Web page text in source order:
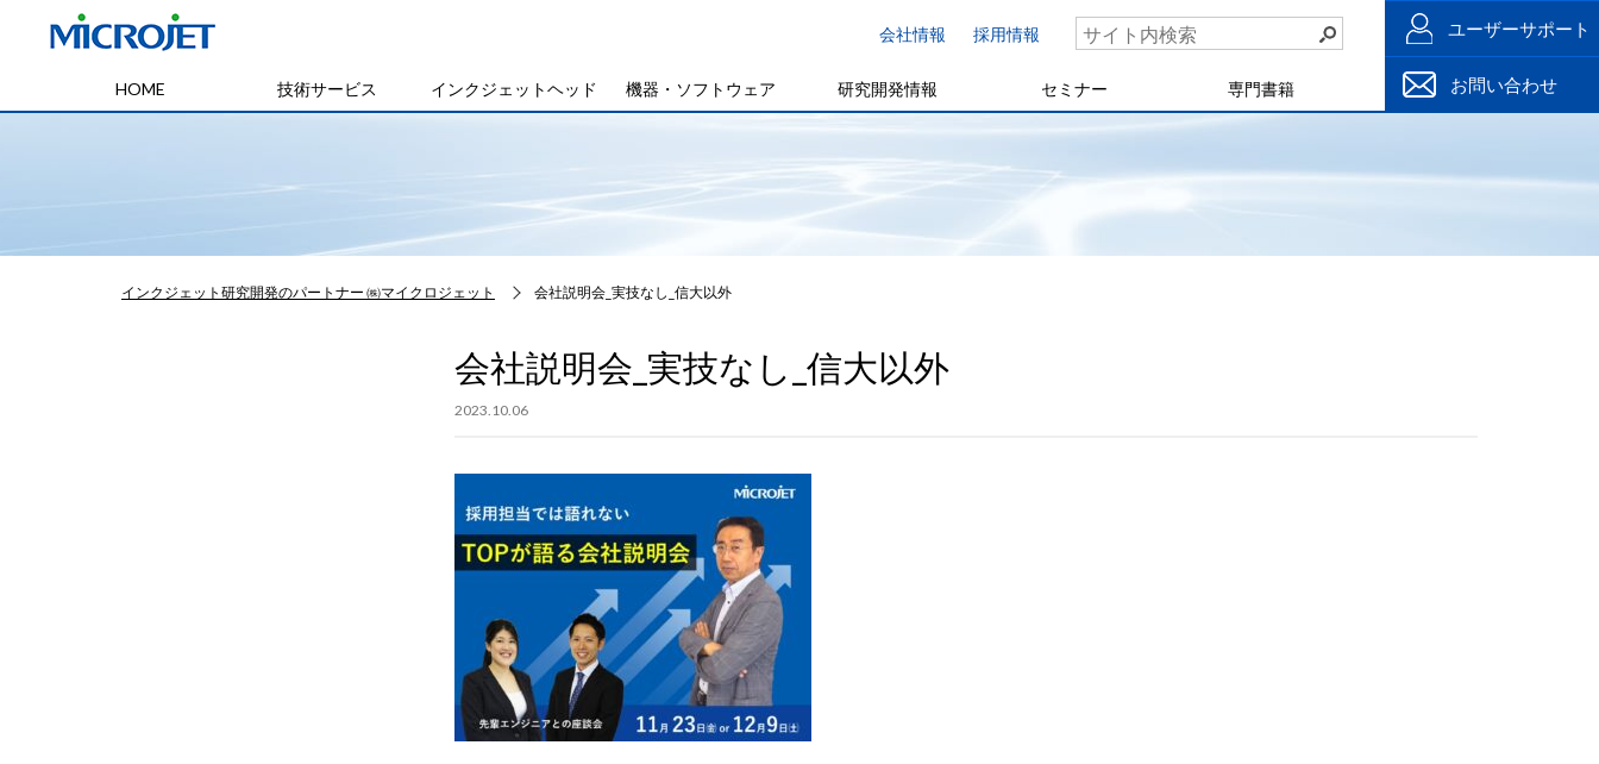
会社情報 採用情報
HOME 技術サービス インクジェットヘッド 機器・ソフトウェア 研究開発情報 セミナー 専門書籍
ユーザーサポート
お問い合わせ
インクジェット研究開発のパートナー ㈱マイクロジェット 会社説明会_実技なし_信大以外
会社説明会_実技なし_信大以外
2023.10.06